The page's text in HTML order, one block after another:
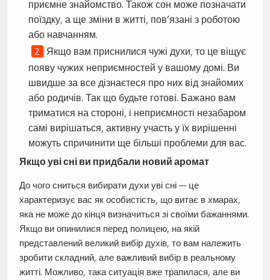
приємне знайомство. Також сон може позначати
поїздку, а ще зміни в житті, пов’язані з роботою
або навчанням.
Якщо вам приснилися чужі духи, то це віщує
появу чужих неприємностей у вашому домі. Ви
швидше за все дізнаєтеся про них від знайомих
або родичів. Так що будьте готові. Бажано вам
триматися на стороні, і неприємності незабаром
самі вирішаться, активну участь у їх вирішенні
можуть спричинити ще більші проблеми для вас.
Якщо уві сні ви придбали новий аромат
До чого сниться вибирати духи уві сні — це
характеризує вас як особистість, що витає в хмарах,
яка не може до кінця визначиться зі своїми бажаннями.
Якщо ви опинилися перед полицею, на якій
представлений великий вибір духів, то вам належить
зробити складний, але важливий вибір в реальному
житті. Можливо, така ситуація вже трапилася, але ви